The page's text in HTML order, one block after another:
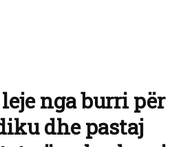
nga burri për
dhe pastaj